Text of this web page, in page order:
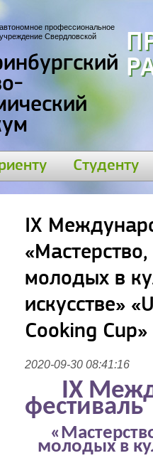
профессиональное
Свердловской
Студенту
IX
молодых в
искусстве»
Cooking Cup»
2020-09-30 08:41:16
IX
фестиваль
молодых в